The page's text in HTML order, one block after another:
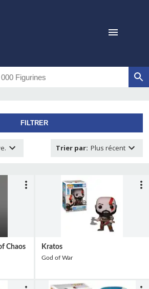
FILTRER
Trier par: Plus récent
Chaos
Kratos
God of War